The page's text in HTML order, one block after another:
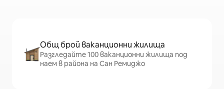
Общ брой ваканционни жилища
Разгледайте 100 ваканционни жилища под
наем в района на Сан Ремиджо